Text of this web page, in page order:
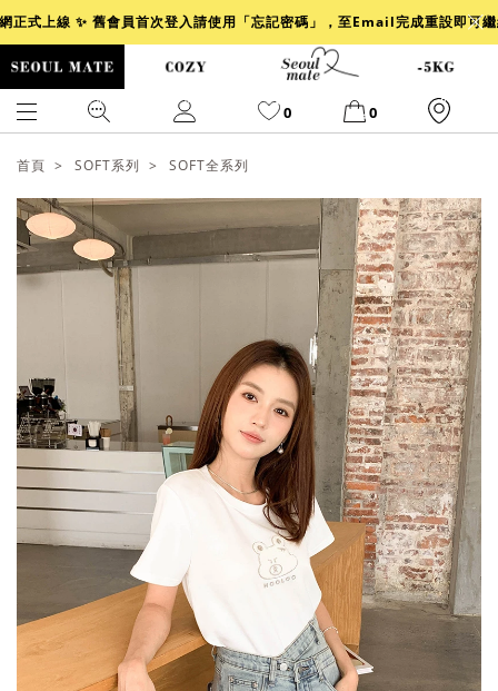
正式上線 ✨ 舊會員首次登入請使用「忘記密碼」，至Email完成重設即可
0 0
爆乳 背心 舒芙蕾
小香風 牛仔
冰感
涼感
首頁 SOFT系列 SOFT全系列